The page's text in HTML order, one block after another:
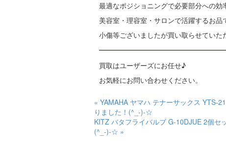
最適なポジショニングで必要部分への効
美容室・理容室・サロンで活躍するお品
小傷等ございましたが買い取らせていた
買取はユーザーズにお任せ♪
お気軽にお問い合わせください。
« YAMAHA ヤマハ テナーサックス YTS-
りました！(^_-)-☆
KITZ バタフライバルブ G-10DJUE 2個セ
(^_-)-☆ »